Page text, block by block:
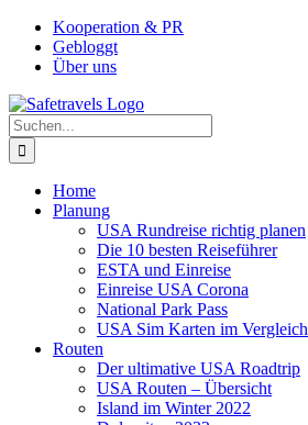
Zum
Inhalt
springen
Facebook
Instagram
YouTube
PinterestKooperation & PR
Gebloggt
Über uns
Suche
nach:
Home
Planung
USA Rundreise richtig planen
Die 10 besten Reiseführer
ESTA und Einreise
Einreise USA Corona
National Park Pass
USA Sim Karten im Vergleich
Routen
Der ultimative USA Roadtrip
USA Routen – Übersicht
Island im Winter 2022